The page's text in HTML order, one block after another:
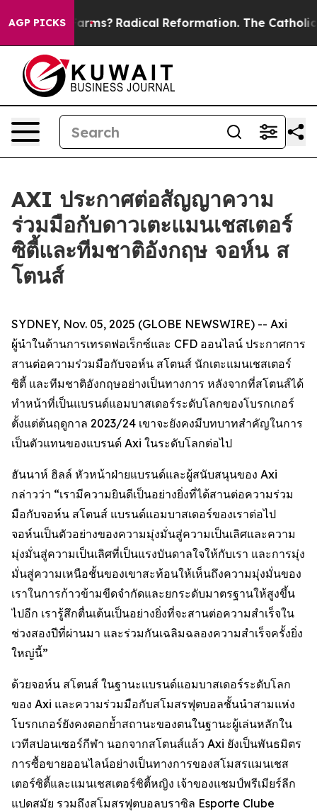
AGP PICKS
Wind Farms? Radical Reformation. The Catholic
AXI ประกาศต่อสัญญาความ
ร่วมมือกับดาวเตะแมนเชสเตอร์
ซิตี้และทีมชาติอังกฤษ จอห์น ส
โตนส์
SYDNEY, Nov. 05, 2025 (GLOBE NEWSWIRE) -- Axi
ผู้นำในด้านการเทรดฟอเร็กซ์และ CFD ออนไลน์ ประกาศการ
สานต่อความร่วมมือกับจอห์น สโตนส์ นักเตะแมนเชสเตอร์
ซิตี้ และทีมชาติอังกฤษอย่างเป็นทางการ หลังจากที่สโตนส์ได้
ทำหน้าที่เป็นแบรนด์แอมบาสเดอร์ระดับโลกของโบรกเกอร์
ตั้งแต่ต้นฤดูกาล 2023/24 เขาจะยังคงมีบทบาทสำคัญในการ
เป็นตัวแทนของแบรนด์ Axi ในระดับโลกต่อไป
ฮันนาห์ ฮิลล์ หัวหน้าฝ่ายแบรนด์และผู้สนับสนุนของ Axi
กล่าวว่า “เรามีความยินดีเป็นอย่างยิ่งที่ได้สานต่อความร่วม
มือกับจอห์น สโตนส์ แบรนด์แอมบาสเดอร์ของเราต่อไป
จอห์นเป็นตัวอย่างของความมุ่งมั่นสู่ความเป็นเลิศและความ
มุ่งมั่นสู่ความเป็นเลิศที่เป็นแรงบันดาลใจให้กับเรา และการมุ่ง
มั่นสู่ความเหนือชั้นของเขาสะท้อนให้เห็นถึงความมุ่งมั่นของ
เราในการก้าวข้ามขีดจำกัดและยกระดับมาตรฐานให้สูงขึ้น
ไปอีก เรารู้สึกตื่นเต้นเป็นอย่างยิ่งที่จะสานต่อความสำเร็จใน
ช่วงสองปีที่ผ่านมา และร่วมกันเฉลิมฉลองความสำเร็จครั้งยิ่ง
ใหญ่นี้”
ด้วยจอห์น สโตนส์ ในฐานะแบรนด์แอมบาสเดอร์ระดับโลก
ของ Axi และความร่วมมือกับสโมสรฟุตบอลชั้นนำสามแห่ง
โบรกเกอร์ยังคงตอกย้ำสถานะของตนในฐานะผู้เล่นหลักใน
เวทีสปอนเซอร์กีฬา นอกจากสโตนส์แล้ว Axi ยังเป็นพันธมิตร
การซื้อขายออนไลน์อย่างเป็นทางการของสโมสรแมนเชส
เตอร์ซิตี้และแมนเชสเตอร์ซิตี้หญิง เจ้าของแชมป์พรีเมียร์ลีก
แปดสมัย รวมถึงสโมสรฟุตบอลบราซิล Esporte Clube